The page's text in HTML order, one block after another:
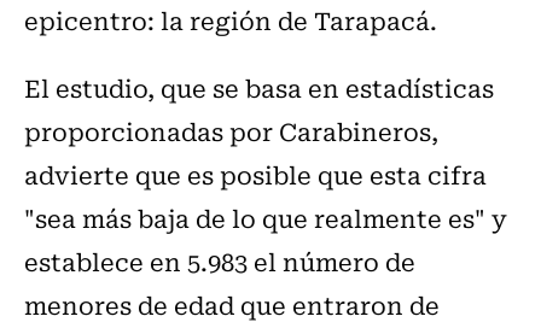
epicentro: la región de Tarapacá.
El estudio, que se basa en estadísticas
proporcionadas por Carabineros,
advierte que es posible que esta cifra
"sea más baja de lo que realmente es" y
establece en 5.983 el número de
menores de edad que entraron de